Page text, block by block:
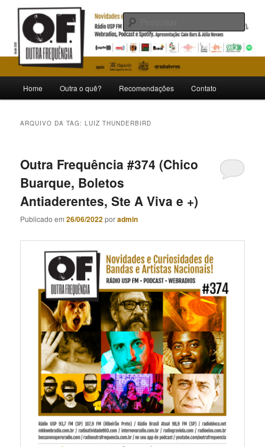
Pular
conteúdo
principal
Pular
conteúdo
secundárioOutra Frequência
Novidades e curiosidades de bandas e artistas nacionais
principal
Home Outra o quê? Recomendações Contato
ARQUIVO DA TAG:LUIZ THUNDERBIRD
Outra Frequência #374 (Chico
Buarque, Boletos
Antiaderentes, Ste A Viva e +)
Publicado em26/06/2022poradmin